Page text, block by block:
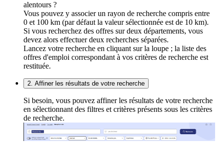
alentours ?
Vous pouvez y associer un rayon de recherche compris entre
0 et 100 km (par défaut la valeur sélectionnée est de 10 km).
Si vous recherchez des offres sur deux départements, vous
devez alors effectuer deux recherches séparées.
Lancez votre recherche en cliquant sur la loupe ; la liste des
offres d'emploi correspondant à vos critères de recherche est
restituée.
2. Affiner les résultats de votre recherche
Si besoin, vous pouvez affiner les résultats de votre recherche
en sélectionnant des filtres et critères présents sous les critères
de recherche.